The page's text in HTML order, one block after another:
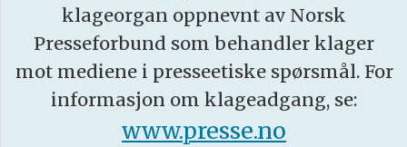
klageorgan oppnevnt av Norsk
Presseforbund som behandler klager
mot mediene i presseetiske spørsmål. For
informasjon om klageadgang, se:
www.presse.no